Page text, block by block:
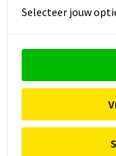
Selecteer jouw